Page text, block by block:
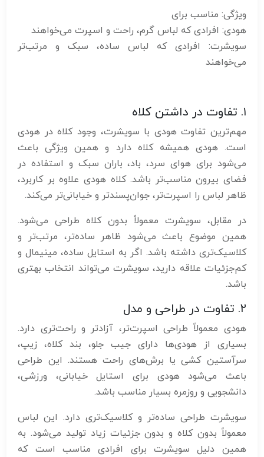
ویژگی: مناسب برای
هودی: افرادی که لباس گرم، راحت و اسپرت می‌خواهند
سویشرت: افرادی که لباس ساده، سبک و مرتب‌تر
می‌خواهند
۱. تفاوت در داشتن کلاه
مهم‌ترین تفاوت هودی با سویشرت، وجود کلاه در هودی
است. هودی همیشه کلاه دارد و همین ویژگی باعث
می‌شود برای هوای سرد، باد، باران سبک و استفاده در
فضای بیرون مناسب‌تر باشد. کلاه هودی علاوه بر کاربرد،
ظاهر لباس را اسپرت‌تر، جوان‌پسندتر و خیابانی‌تر می‌کند.
در مقابل، سویشرت معمولاً بدون کلاه طراحی می‌شود.
همین موضوع باعث می‌شود ظاهر ساده‌تر، مرتب‌تر و
کلاسیک‌تری داشته باشد. اگر به استایل ساده، مینیمال و
کم‌جزئیات علاقه دارید، سویشرت می‌تواند انتخاب بهتری
باشد.
۲. تفاوت در طراحی و مدل
هودی معمولاً طراحی اسپرت‌تر، آزادتر و راحت‌تری دارد.
بسیاری از هودی‌ها دارای جیب جلو، بند کلاه، زیپ،
سرآستین کشی یا برش‌های راحت هستند. این طراحی
باعث می‌شود هودی برای استایل خیابانی، ورزشی،
دانشجویی و روزمره بسیار مناسب باشد.
سویشرت طراحی ساده‌تر و کلاسیک‌تری دارد. این لباس
معمولاً بدون کلاه و بدون جزئیات زیاد تولید می‌شود. به
همین دلیل سویشرت برای افرادی مناسب است که